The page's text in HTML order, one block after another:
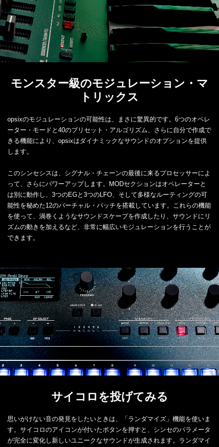
モンスター級のモジュレーション・マ
トリックス
opsixのモジュレーションの可能性は、まさに驚異的です。6つのオペレ
ーター・モードと40のプリセット・アルゴリズム、さらに自分で作成で
きる機能により、opsixはダイナミックなサウンドのオプションを提供
します。
このシンセシスは、シグナル・チェーンの最後に来るプロセッサーによ
って、さらにパワーアップします。MODセクションはオペレーターと
は別に動作し、3つのEGと3つのLFO、そして多様なルーティングの可
能性を秘めた12のバーチャル・パッチを搭載しています。これらの機能
を使って、渦巻くようなサウンドスケープを作成したり、サウンドにリ
ズムの動きを加えるなど、非常に幅広いモジュレーションを行うことが
できます。
サイコロを投げてみる
思いがけない音の発見をしたいときは、「ランダマイズ」機能を使いま
す。サイコロのアイコンが付いたボタンを押すと、シンセのパラメータ
が完全に変化し新しいユニークなサウンドが生成されます。ランダマイ